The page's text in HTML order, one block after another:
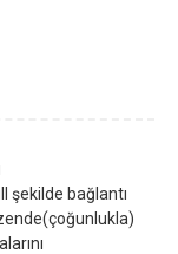
şekilde bağlantı